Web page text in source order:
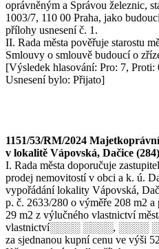
oprávněným a Správou železnic,
1003/7, 110 00 Praha, jako
přílohy usnesení č. 1.
II. Rada města pověřuje starostu
Smlouvy o smlouvě budoucí o
[Výsledek hlasování: Pro: 7, Proti:
Usnesení bylo: Přijato]
1151/53/RM/2024
v lokalitě Vápovská, Dačice (284)
I. Rada města doporučuje
prodej nemovitostí v obci a k. ú.
vypořádání lokality Vápovská,
p. č. 2633/280 o výměře 208 m2
29 m2 z výlučného vlastnictví
vlastnictví░░░░ ░░░░, ░░░░
za sjednanou kupní cenu ve výši